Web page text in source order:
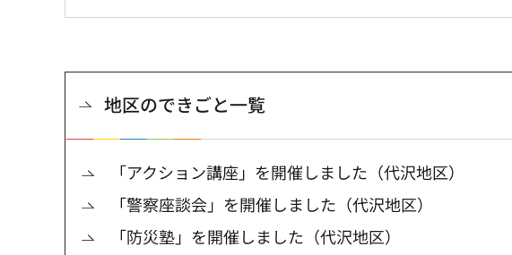
地区のできごと一覧
「アクション講座」を開催しました（代沢地区）
「警察座談会」を開催しました（代沢地区）
「防災塾」を開催しました（代沢地区）